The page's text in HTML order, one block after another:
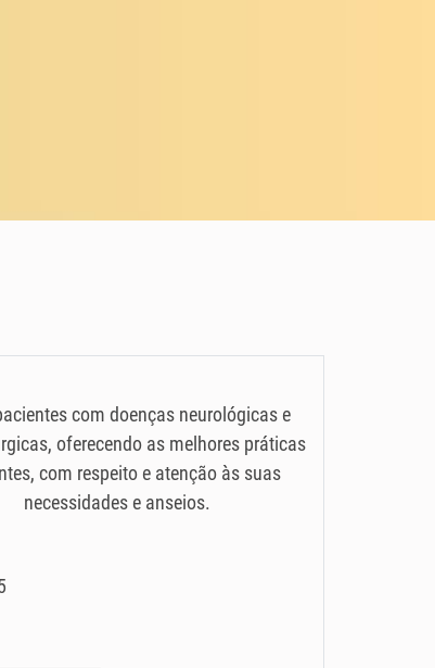
com doenças neurológicas e
oferecendo as melhores práticas
com respeito e atenção às suas
necessidades e anseios.